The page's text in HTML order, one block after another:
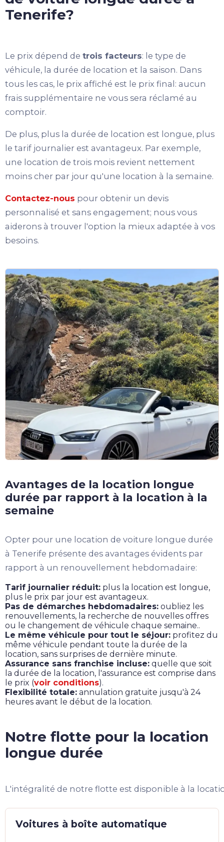
Tenerife?
Le prix dépend de trois facteurs: le type de
véhicule, la durée de location et la saison. Dans
tous les cas, le prix affiché est le prix final: aucun
frais supplémentaire ne vous sera réclamé au
comptoir.
De plus, plus la durée de location est longue, plus
le tarif journalier est avantageux. Par exemple,
une location de trois mois revient nettement
moins cher par jour qu'une location à la semaine.
Contactez-nous pour obtenir un devis
personnalisé et sans engagement; nous vous
aiderons à trouver l'option la mieux adaptée à vos
besoins.
Avantages de la location longue
durée par rapport à la location à la
semaine
Opter pour une location de voiture longue durée
à Tenerife présente des avantages évidents par
rapport à un renouvellement hebdomadaire:
Tarif journalier réduit: plus la location est longue,
plus le prix par jour est avantageux.
Pas de démarches hebdomadaires: oubliez les
renouvellements, la recherche de nouvelles offres
ou le changement de véhicule chaque semaine..
Le même véhicule pour tout le séjour: profitez du
même véhicule pendant toute la durée de la
location, sans surprises de dernière minute.
Assurance sans franchise incluse: quelle que soit
la durée de la location, l'assurance est comprise dans
le prix (voir conditions).
Flexibilité totale: annulation gratuite jusqu'à 24
heures avant le début de la location.
Notre flotte pour la location
longue durée
L'intégralité de notre flotte est disponible à la
Voitures à boîte automatique